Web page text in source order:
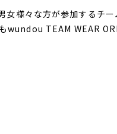
様々な方が参加するチ
wundou TEAM WEAR